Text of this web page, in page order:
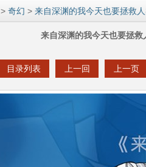
>奇幻 >来自深渊的我今天也要拯救
来自深渊的我今天也要拯
目录列表 上一回 上一页